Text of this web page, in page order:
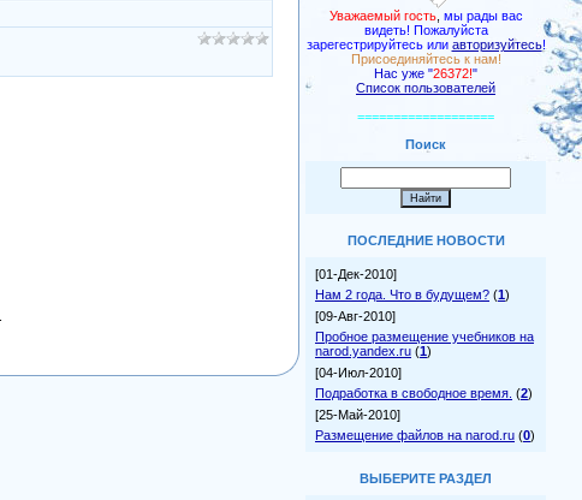
Уважаемый гость, мы рады вас
видеть! Пожалуйста
зарегестрируйтесь или авторизуйтесь!
Присоединяйтесь к нам!
Нас уже "26372!"
Список пользователей
===================
Поиск
ПОСЛЕДНИЕ НОВОСТИ
[01-Дек-2010]
Нам 2 года. Что в будущем? (1)
[09-Авг-2010]
Пробное размещение учебников на
narod.yandex.ru (1)
[04-Июл-2010]
Подработка в свободное время. (2)
[25-Май-2010]
Размещение файлов на narod.ru (0)
ВЫБЕРИТЕ РАЗДЕЛ